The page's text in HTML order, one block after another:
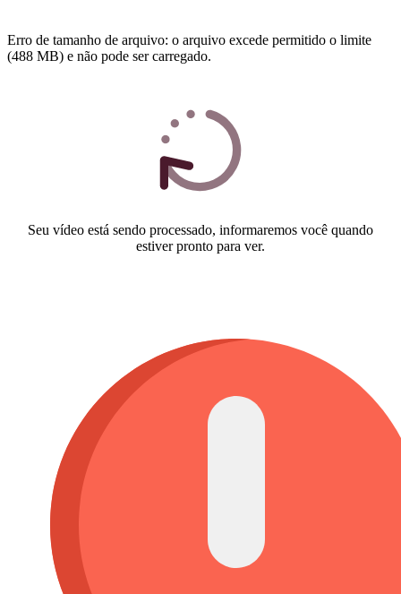
Erro de tamanho de arquivo: o arquivo excede permitido o limite
(488 MB) e não pode ser carregado.
Seu vídeo está sendo processado, informaremos você quando
estiver pronto para ver.